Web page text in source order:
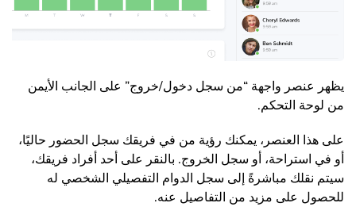
يظهر عنصر واجهة “من سجل دخول/خروج” على الجانب الأيمن
من لوحة التحكم.
على هذا العنصر، يمكنك رؤية من في فريقك سجل الحضور حاليًا،
أو في استراحة، أو سجل الخروج. بالنقر على أحد أفراد فريقك،
سيتم نقلك مباشرةً إلى سجل الدوام التفصيلي الشخصي له
للحصول على مزيد من التفاصيل عنه.